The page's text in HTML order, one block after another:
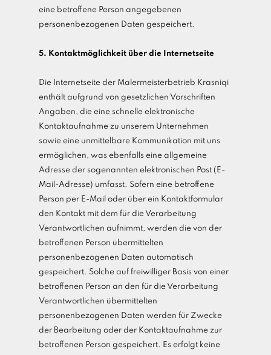
eine betroffene Person angegebenen
personenbezogenen Daten gespeichert.
5. Kontaktmöglichkeit über die Internetseite
Die Internetseite der Malermeisterbetrieb Krasniqi
enthält aufgrund von gesetzlichen Vorschriften
Angaben, die eine schnelle elektronische
Kontaktaufnahme zu unserem Unternehmen
sowie eine unmittelbare Kommunikation mit uns
ermöglichen, was ebenfalls eine allgemeine
Adresse der sogenannten elektronischen Post (E-
Mail-Adresse) umfasst. Sofern eine betroffene
Person per E-Mail oder über ein Kontaktformular
den Kontakt mit dem für die Verarbeitung
Verantwortlichen aufnimmt, werden die von der
betroffenen Person übermittelten
personenbezogenen Daten automatisch
gespeichert. Solche auf freiwilliger Basis von einer
betroffenen Person an den für die Verarbeitung
Verantwortlichen übermittelten
personenbezogenen Daten werden für Zwecke
der Bearbeitung oder der Kontaktaufnahme zur
betroffenen Person gespeichert. Es erfolgt keine